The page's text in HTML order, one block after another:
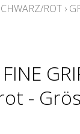
ROT ›
-